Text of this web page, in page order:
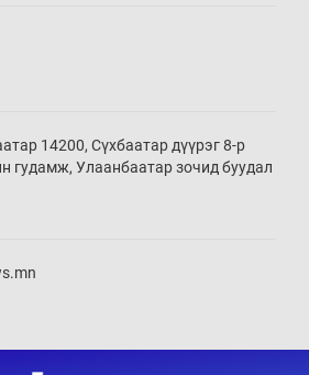
44 мин
14 мин
14200, Сүхбаатар дүүрэг 8-р
гудамж, Улаанбаатар зочид буудал